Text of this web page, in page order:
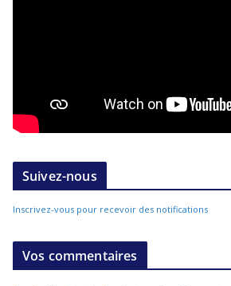
Suivez-nous
Inscrivez-vous pour recevoir des notifications
Vos commentaires